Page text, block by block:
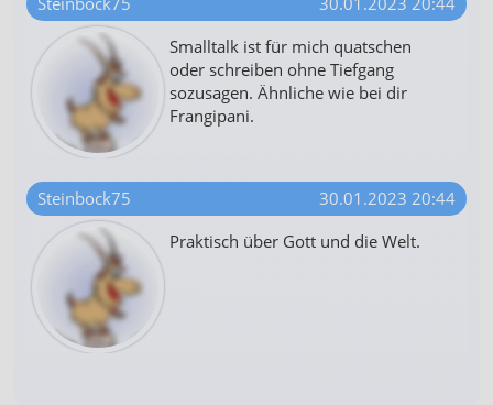
Smalltalk ist für mich quatschen
oder schreiben ohne Tiefgang
sozusagen. Ähnliche wie bei dir
Frangipani.
Steinbock75
30.01.2023 20:44
Praktisch über Gott und die Welt.